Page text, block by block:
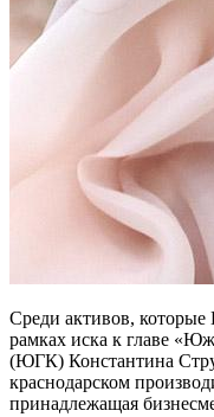
Среди активов, которые
рамках иска к главе
(ЮГК) Константина
краснодарском
принадлежащая